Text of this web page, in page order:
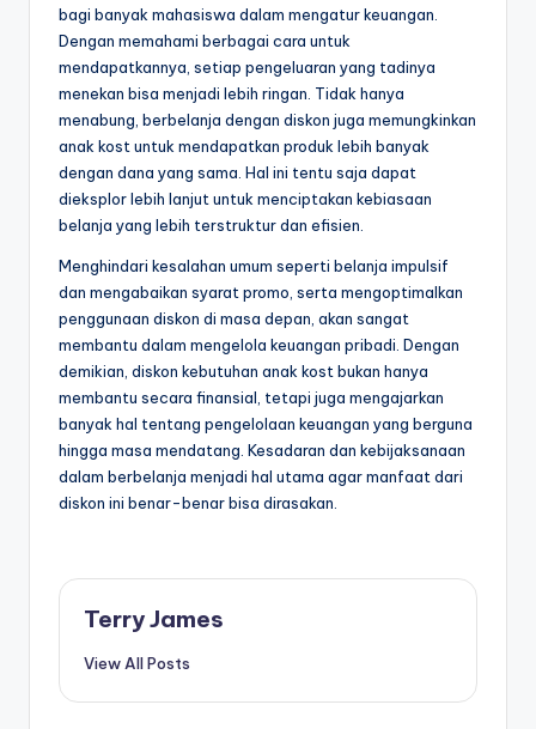
bagi banyak mahasiswa dalam mengatur keuangan.
Dengan memahami berbagai cara untuk
mendapatkannya, setiap pengeluaran yang tadinya
menekan bisa menjadi lebih ringan. Tidak hanya
menabung, berbelanja dengan diskon juga memungkinkan
anak kost untuk mendapatkan produk lebih banyak
dengan dana yang sama. Hal ini tentu saja dapat
dieksplor lebih lanjut untuk menciptakan kebiasaan
belanja yang lebih terstruktur dan efisien.
Menghindari kesalahan umum seperti belanja impulsif
dan mengabaikan syarat promo, serta mengoptimalkan
penggunaan diskon di masa depan, akan sangat
membantu dalam mengelola keuangan pribadi. Dengan
demikian, diskon kebutuhan anak kost bukan hanya
membantu secara finansial, tetapi juga mengajarkan
banyak hal tentang pengelolaan keuangan yang berguna
hingga masa mendatang. Kesadaran dan kebijaksanaan
dalam berbelanja menjadi hal utama agar manfaat dari
diskon ini benar-benar bisa dirasakan.
Terry James
View All Posts